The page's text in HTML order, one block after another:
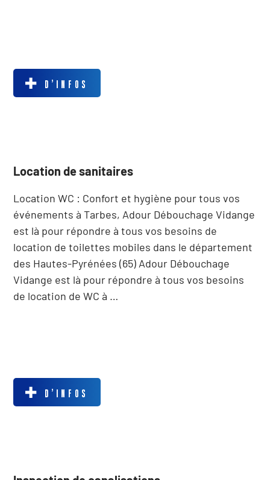
D’INFOS
Location de sanitaires
Location WC : Confort et hygiène pour tous vos
événements à Tarbes, Adour Débouchage Vidange
est là pour répondre à tous vos besoins de
location de toilettes mobiles dans le département
des Hautes-Pyrénées (65) Adour Débouchage
Vidange est là pour répondre à tous vos besoins
de location de WC à …
D’INFOS